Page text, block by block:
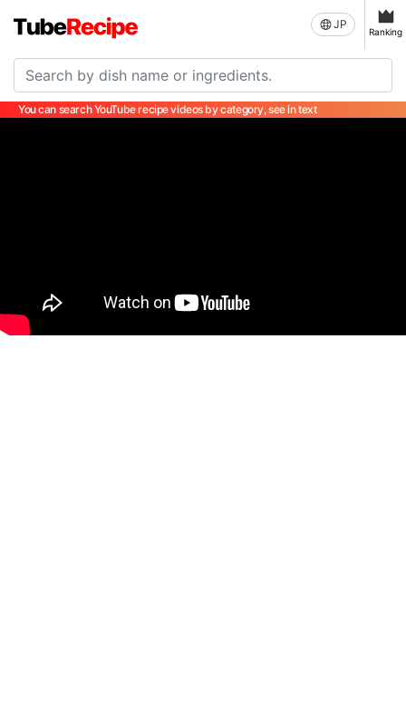
JP
Ranking
You can search YouTube recipe videos by category, see in text